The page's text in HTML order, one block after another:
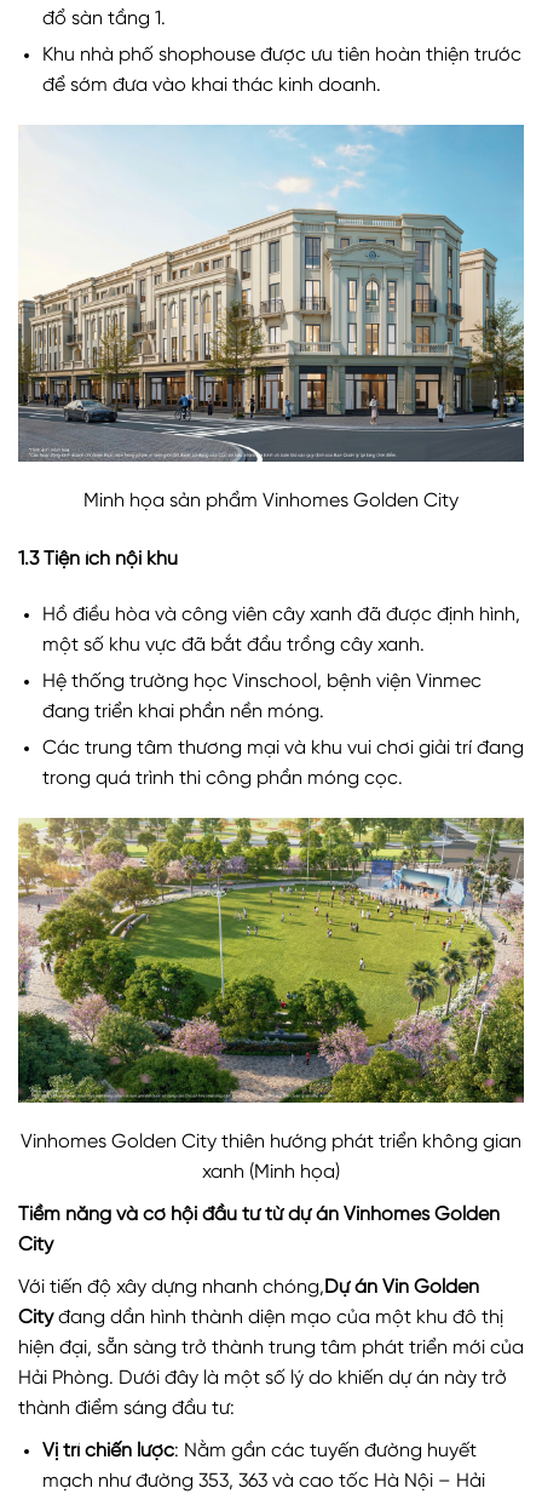
đổ sàn tầng 1.
Khu nhà phố shophouse được ưu tiên hoàn thiện trước
để sớm đưa vào khai thác kinh doanh.
Minh họa sản phẩm Vinhomes Golden City
1.3 Tiện ích nội khu
Hồ điều hòa và công viên cây xanh đã được định hình,
một số khu vực đã bắt đầu trồng cây xanh.
Hệ thống trường học Vinschool, bệnh viện Vinmec
đang triển khai phần nền móng.
Các trung tâm thương mại và khu vui chơi giải trí đang
trong quá trình thi công phần móng cọc.
Vinhomes Golden City thiên hướng phát triển không gian
xanh (Minh họa)
Tiềm năng và cơ hội đầu tư từ dự án Vinhomes Golden
City
Với tiến độ xây dựng nhanh chóng, Dự án Vin Golden
City đang dần hình thành diện mạo của một khu đô thị
hiện đại, sẵn sàng trở thành trung tâm phát triển mới của
Hải Phòng. Dưới đây là một số lý do khiến dự án này trở
thành điểm sáng đầu tư:
Vị trí chiến lược: Nằm gần các tuyến đường huyết
mạch như đường 353, 363 và cao tốc Hà Nội – Hải